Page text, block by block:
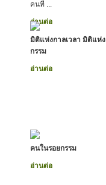
คนที ...
อ่านต่อ
มิติแห่งกาลเวลา มิติแห่ง
กรรม
อ่านต่อ
คนในรอยกรรม
อ่านต่อ